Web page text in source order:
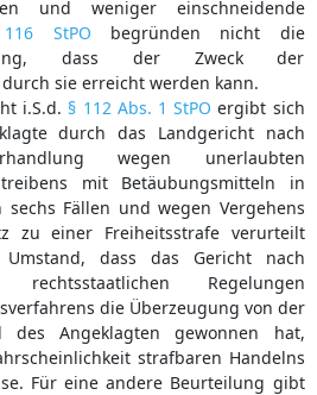
und weniger einschneidende
StPO begründen nicht die
dass der Zweck der
sie erreicht werden kann.
i.S.d. § 112 Abs. 1 StPO ergibt sich
durch das Landgericht nach
wegen unerlaubten
mit Betäubungsmitteln in
Fällen und wegen Vergehens
zu einer Freiheitsstrafe verurteilt
dass das Gericht nach
Regelungen
die Überzeugung von der
des Angeklagten gewonnen hat,
strafbaren Handelns
Für eine andere Beurteilung gibt